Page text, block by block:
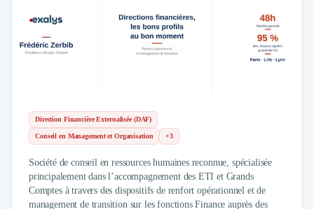
Direction Financière Externalisée (DAF)
Conseil en Management et Organisation +3
Société de conseil en ressources humaines reconnue, spécialisée
principalement dans l’accompagnement des ETI et Grands
Comptes à travers des dispositifs de renfort opérationnel et de
management de transition sur les fonctions Finance auprès des